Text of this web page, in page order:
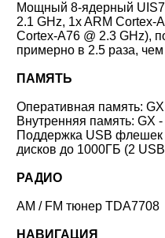
Мощный 8-ядерный
2.1 GHz, 1x ARM Cortex-
Cortex-A76 @ 2.3 GHz),
примерно в 2.5 раза,
ПАМЯТЬ
Оперативная память:
Внутренняя память: GX
Поддержка USB флешек
дисков до 1000ГБ (2
РАДИО
AM / FM тюнер TDA7708
НАВИГАЦИЯ